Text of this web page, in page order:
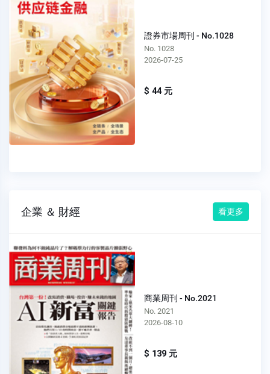
證券市場周刊 - No.1028
No. 1028
2026-07-25
$ 44 元
企業 ＆ 財經 看更多
商業周刊 - No.2021
No. 2021
2026-08-10
$ 139 元